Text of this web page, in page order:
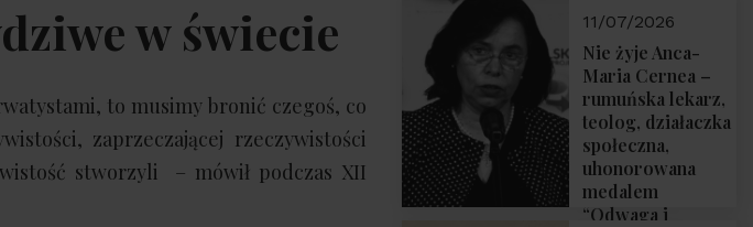
w świecie
to musimy bronić czegoś, co
zaprzeczającej rzeczywistości
stworzyli – mówił podczas XII
11/07/2026
Nie żyje Anca-
Maria Cernea –
rumuńska lekarz,
teolog, działaczka
społeczna,
uhonorowana
medalem
“Odwaga i